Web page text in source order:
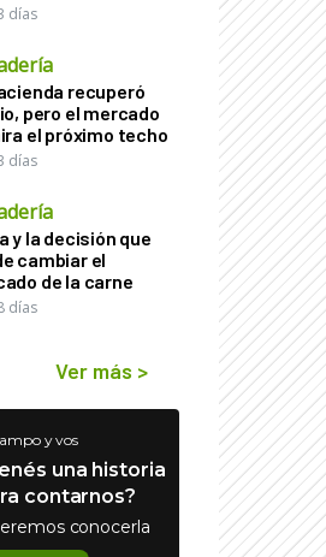
días
recuperó
pero el mercado
el próximo techo
días
y la decisión que
cambiar el
de la carne
días
Ver más >
y vos
una historia
contarnos?
conocerla